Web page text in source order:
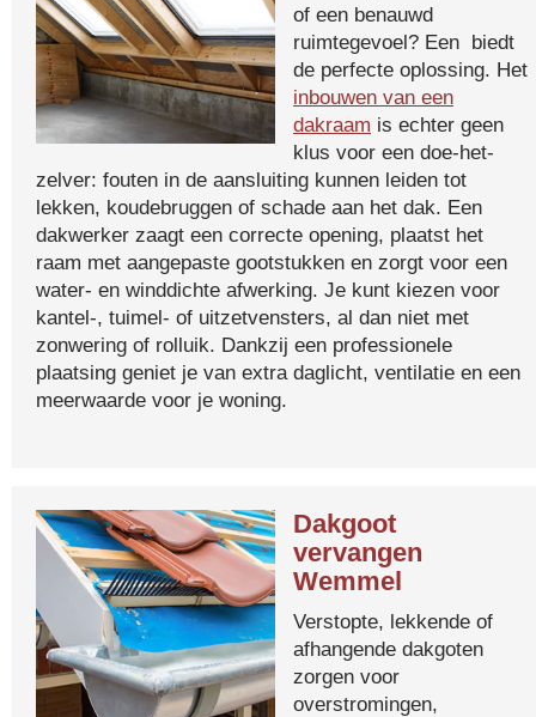
of een benauwd
ruimtegevoel? Een biedt
de perfecte oplossing. Het
inbouwen van een
dakraam is echter geen
klus voor een doe-het-
zelver: fouten in de aansluiting kunnen leiden tot
lekken, koudebruggen of schade aan het dak. Een
dakwerker zaagt een correcte opening, plaatst het
raam met aangepaste gootstukken en zorgt voor een
water- en winddichte afwerking. Je kunt kiezen voor
kantel-, tuimel- of uitzetvensters, al dan niet met
zonwering of rolluik. Dankzij een professionele
plaatsing geniet je van extra daglicht, ventilatie en een
meerwaarde voor je woning.
Dakgoot
vervangen
Wemmel
Verstopte, lekkende of
afhangende dakgoten
zorgen voor
overstromingen,